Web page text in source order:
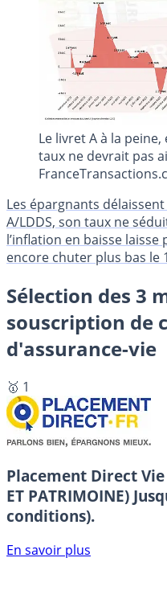
Le livret A à la
taux ne devrait pas
Les épargnants
A/LDDS, son taux ne
l’inflation en baisse
encore chuter plus bas le
Sélection des 3
souscription de
d'assurance-vie
🥇 1
Placement Direct Vie
ET PATRIMOINE)
conditions).
En savoir plus